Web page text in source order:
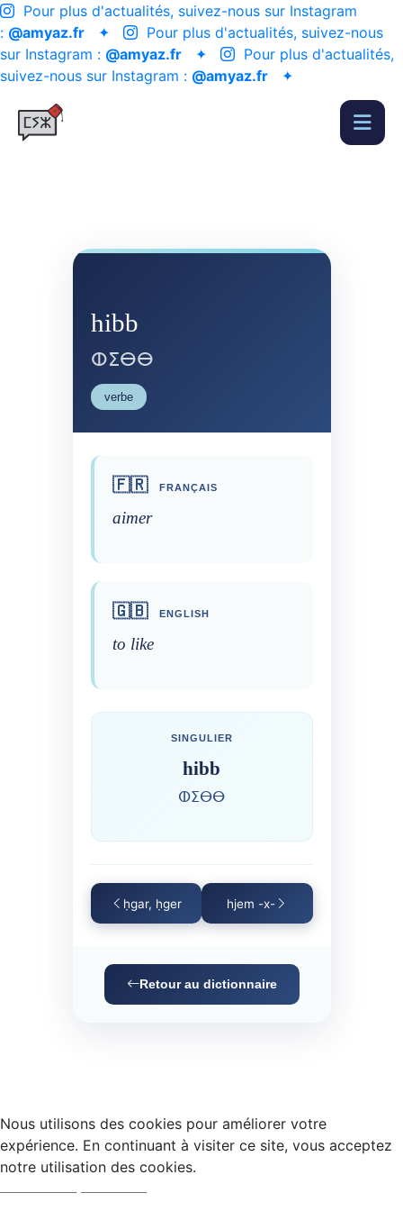
Pour plus d'actualités, suivez-nous sur Instagram
: @amyaz.fr ✦
Pour plus d'actualités, suivez-nous
sur Instagram : @amyaz.fr ✦
Pour plus d'actualités,
suivez-nous sur Instagram : @amyaz.fr ✦
hibb
ⵀⵉⴱⴱ
verbe
🇫🇷 FRANÇAIS
aimer
🇬🇧 ENGLISH
to like
SINGULIER
hibb
ⵀⵉⴱⴱ
ḥgar, ḥger hjem -x-
Retour au dictionnaire
Nous utilisons des cookies pour améliorer votre
expérience. En continuant à visiter ce site, vous acceptez
notre utilisation des cookies.